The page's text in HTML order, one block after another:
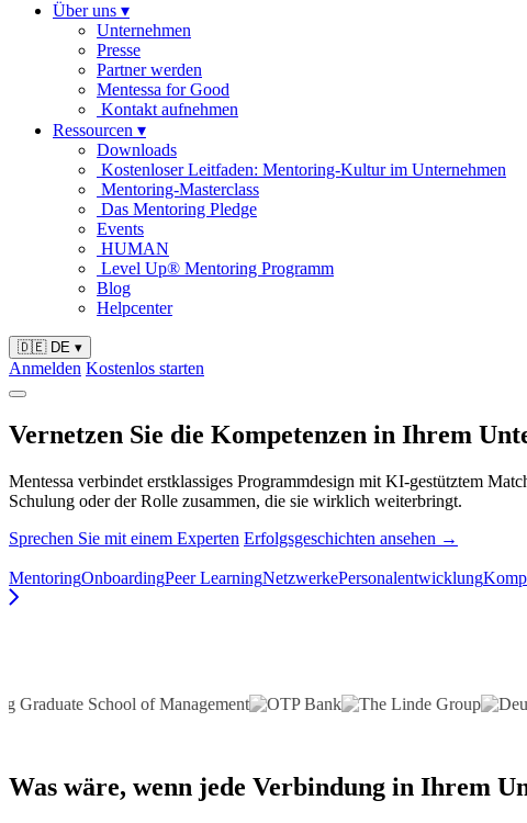
Über uns ▾
Unternehmen
Presse
Partner werden
Mentessa for Good
Kontakt aufnehmen
Ressourcen ▾
Downloads
Kostenloser Leitfaden: Mentoring-Kultur im Unternehmen
Mentoring-Masterclass
Das Mentoring Pledge
Events
HUMAN
Level Up® Mentoring Programm
Blog
Helpcenter
🇩🇪 DE ▾
Anmelden Kostenlos starten
Vernetzen Sie die Kompetenzen in Ihrem
Mentessa verbindet erstklassiges Programmdesign mit KI-gestütztem
Schulung oder der Rolle zusammen, die sie wirklich weiterbringt.
Sprechen Sie mit einem Experten Erfolgsgeschichten ansehen →
MentoringOnboardingPeer LearningNetzwerkePersonalentwicklung
Was wäre, wenn jede Verbindung in Ihrem